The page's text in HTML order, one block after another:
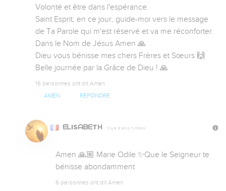
Volonté et être dans l'espérance.
Saint Esprit, en ce jour, guide-moi vers le message
de Ta Parole qui m'est réservé et va me réconforter.
Dans le Nom de Jésus Amen 🙏
Dieu vous bénisse mes chers Frères et Sœurs 🙌
Belle journée par la Grâce de Dieu ! 🙏
16 personnes ont dit Amen
AMEN RÉPONDRE
ᗴ́ᒪISᗩᗷᗴTᕼ Il y a 2 ans, 1 mois
Amen 🙏🏼 Marie Odile ✨Que le Seigneur te
bénisse abondamment
6 personnes ont dit Amen